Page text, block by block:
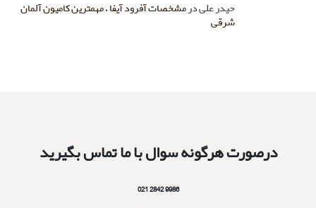
حیدر علیدر مشخصات آفرود آیفا ، مهمترین کامیون آلمان
شرقی
درصورت هرگونه سوال با ما تماس بگیرید
9986 2842 021